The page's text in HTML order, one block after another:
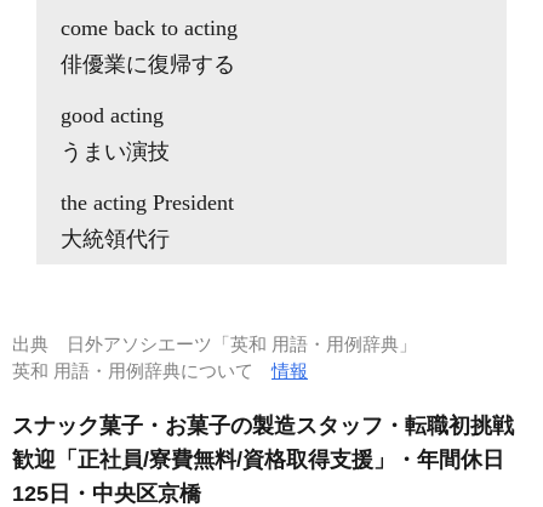
come back to acting
俳優業に復帰する
good acting
うまい演技
the acting President
大統領代行
出典
日外アソシエーツ「英和 用語・用例辞典」
英和 用語・用例辞典について情報
スナック菓子・お菓子の製造スタッフ・転職初挑戦
歓迎「正社員/寮費無料/資格取得支援」・年間休日
125日・中央区京橋